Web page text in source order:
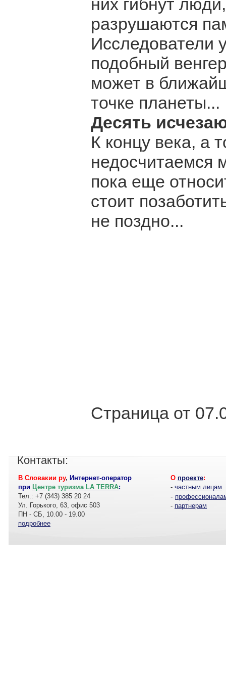
них гибнут
разрушаются
Исследователи
подобный
может в
точке планеты...
Десять
К концу века, а
недосчитаемся
пока еще
стоит
не поздно...
Страница от
Контакты:
В Словакии ру, Интернет-оператор
при Центре туризма LA TERRA:
Тел.: +7 (343) 385 20 24
Ул. Горького, 63, офис 503
ПН - СБ, 10.00 - 19.00
подробнее
О проекте:
- частным лицам
-
- партнерам